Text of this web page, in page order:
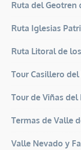
Ruta del Geotren
Ruta Iglesias
Ruta Litoral de
Tour Casillero
Tour de Viñas del
Termas de Valle
Valle Nevado y